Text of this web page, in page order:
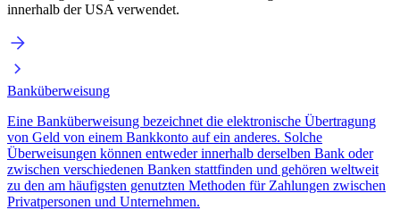
innerhalb der USA verwendet.
Banküberweisung
Eine Banküberweisung bezeichnet die elektronische Übertragung
von Geld von einem Bankkonto auf ein anderes. Solche
Überweisungen können entweder innerhalb derselben Bank oder
zwischen verschiedenen Banken stattfinden und gehören weltweit
zu den am häufigsten genutzten Methoden für Zahlungen zwischen
Privatpersonen und Unternehmen.